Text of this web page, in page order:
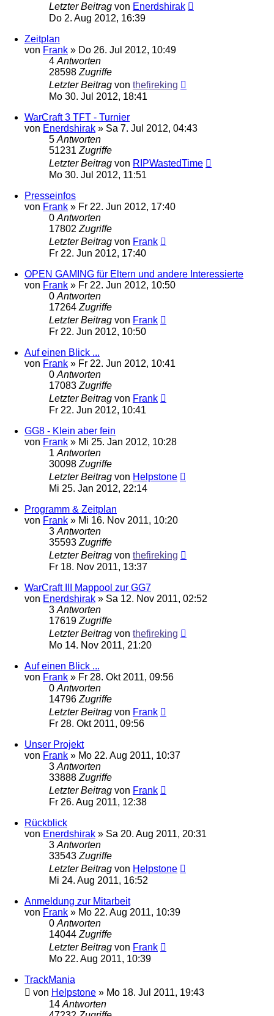
Letzter Beitrag von Enerdshirak
Do 2. Aug 2012, 16:39
Zeitplan
von Frank » Do 26. Jul 2012, 10:49
4 Antworten
28598 Zugriffe
Letzter Beitrag von thefireking
Mo 30. Jul 2012, 18:41
WarCraft 3 TFT - Turnier
von Enerdshirak » Sa 7. Jul 2012, 04:43
5 Antworten
51231 Zugriffe
Letzter Beitrag von RIPWastedTime
Mo 30. Jul 2012, 11:51
Presseinfos
von Frank » Fr 22. Jun 2012, 17:40
0 Antworten
17802 Zugriffe
Letzter Beitrag von Frank
Fr 22. Jun 2012, 17:40
OPEN GAMING für Eltern und andere Interessierte
von Frank » Fr 22. Jun 2012, 10:50
0 Antworten
17264 Zugriffe
Letzter Beitrag von Frank
Fr 22. Jun 2012, 10:50
Auf einen Blick ...
von Frank » Fr 22. Jun 2012, 10:41
0 Antworten
17083 Zugriffe
Letzter Beitrag von Frank
Fr 22. Jun 2012, 10:41
GG8 - Klein aber fein
von Frank » Mi 25. Jan 2012, 10:28
1 Antworten
30098 Zugriffe
Letzter Beitrag von Helpstone
Mi 25. Jan 2012, 22:14
Programm & Zeitplan
von Frank » Mi 16. Nov 2011, 10:20
3 Antworten
35593 Zugriffe
Letzter Beitrag von thefireking
Fr 18. Nov 2011, 13:37
WarCraft III Mappool zur GG7
von Enerdshirak » Sa 12. Nov 2011, 02:52
3 Antworten
17619 Zugriffe
Letzter Beitrag von thefireking
Mo 14. Nov 2011, 21:20
Auf einen Blick ...
von Frank » Fr 28. Okt 2011, 09:56
0 Antworten
14796 Zugriffe
Letzter Beitrag von Frank
Fr 28. Okt 2011, 09:56
Unser Projekt
von Frank » Mo 22. Aug 2011, 10:37
3 Antworten
33888 Zugriffe
Letzter Beitrag von Frank
Fr 26. Aug 2011, 12:38
Rückblick
von Enerdshirak » Sa 20. Aug 2011, 20:31
3 Antworten
33543 Zugriffe
Letzter Beitrag von Helpstone
Mi 24. Aug 2011, 16:52
Anmeldung zur Mitarbeit
von Frank » Mo 22. Aug 2011, 10:39
0 Antworten
14044 Zugriffe
Letzter Beitrag von Frank
Mo 22. Aug 2011, 10:39
TrackMania
von Helpstone » Mo 18. Jul 2011, 19:43
14 Antworten